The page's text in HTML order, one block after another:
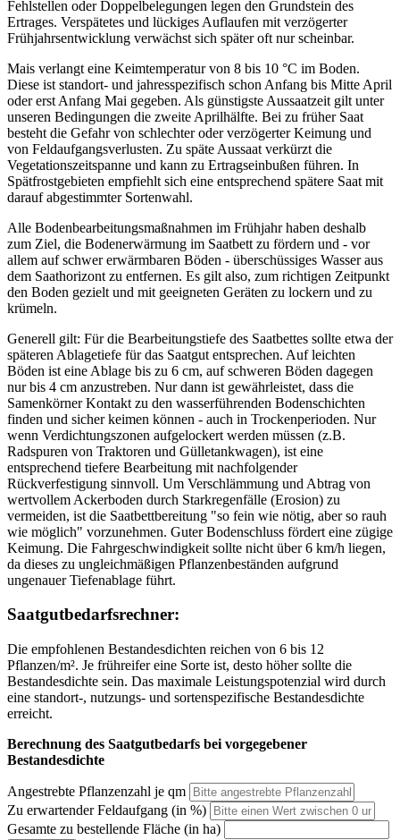
Fehlstellen oder Doppelbelegungen legen den Grundstein des
Ertrages. Verspätetes und lückiges Auflaufen mit verzögerter
Frühjahrsentwicklung verwächst sich später oft nur scheinbar.
Mais verlangt eine Keimtemperatur von 8 bis 10 °C im Boden.
Diese ist standort- und jahresspezifisch schon Anfang bis Mitte April
oder erst Anfang Mai gegeben. Als günstigste Aussaatzeit gilt unter
unseren Bedingungen die zweite Aprilhälfte. Bei zu früher Saat
besteht die Gefahr von schlechter oder verzögerter Keimung und
von Feldaufgangsverlusten. Zu späte Aussaat verkürzt die
Vegetationszeitspanne und kann zu Ertragseinbußen führen. In
Spätfrostgebieten empfiehlt sich eine entsprechend spätere Saat mit
darauf abgestimmter Sortenwahl.
Alle Bodenbearbeitungsmaßnahmen im Frühjahr haben deshalb
zum Ziel, die Bodenerwärmung im Saatbett zu fördern und - vor
allem auf schwer erwärmbaren Böden - überschüssiges Wasser aus
dem Saathorizont zu entfernen. Es gilt also, zum richtigen Zeitpunkt
den Boden gezielt und mit geeigneten Geräten zu lockern und zu
krümeln.
Generell gilt: Für die Bearbeitungstiefe des Saatbettes sollte etwa der
späteren Ablagetiefe für das Saatgut entsprechen. Auf leichten
Böden ist eine Ablage bis zu 6 cm, auf schweren Böden dagegen
nur bis 4 cm anzustreben. Nur dann ist gewährleistet, dass die
Samenkörner Kontakt zu den wasserführenden Bodenschichten
finden und sicher keimen können - auch in Trockenperioden. Nur
wenn Verdichtungszonen aufgelockert werden müssen (z.B.
Radspuren von Traktoren und Gülletankwagen), ist eine
entsprechend tiefere Bearbeitung mit nachfolgender
Rückverfestigung sinnvoll. Um Verschlämmung und Abtrag von
wertvollem Ackerboden durch Starkregenfälle (Erosion) zu
vermeiden, ist die Saatbettbereitung "so fein wie nötig, aber so rauh
wie möglich" vorzunehmen. Guter Bodenschluss fördert eine zügige
Keimung. Die Fahrgeschwindigkeit sollte nicht über 6 km/h liegen,
da dieses zu ungleichmäßigen Pflanzenbeständen aufgrund
ungenauer Tiefenablage führt.
Saatgutbedarfsrechner:
Die empfohlenen Bestandesdichten reichen von 6 bis 12
Pflanzen/m². Je frühreifer eine Sorte ist, desto höher sollte die
Bestandesdichte sein. Das maximale Leistungspotenzial wird durch
eine standort-, nutzungs- und sortenspezifische Bestandesdichte
erreicht.
Berechnung des Saatgutbedarfs bei vorgegebener
Bestandesdichte
Angestrebte Pflanzenzahl je qm
Zu erwartender Feldaufgang (in %)
Gesamte zu bestellende Fläche (in ha)